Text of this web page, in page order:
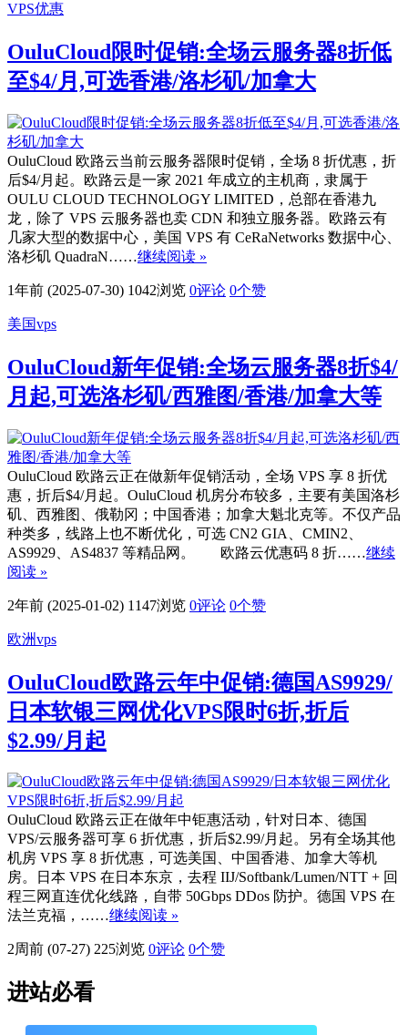
VPS优惠
OuluCloud限时促销:全场云服务器8折低
至$4/月,可选香港/洛杉矶/加拿大
OuluCloud 欧路云当前云服务器限时促销，全场 8 折优惠，折
后$4/月起。欧路云是一家 2021 年成立的主机商，隶属于
OULU CLOUD TECHNOLOGY LIMITED，总部在香港九
龙，除了 VPS 云服务器也卖 CDN 和独立服务器。欧路云有
几家大型的数据中心，美国 VPS 有 CeRaNetworks 数据中心、
洛杉矶 QuadraN……继续阅读 »
1年前 (2025-07-30) 1042浏览 0评论 0个赞
美国vps
OuluCloud新年促销:全场云服务器8折$4/
月起,可选洛杉矶/西雅图/香港/加拿大等
OuluCloud 欧路云正在做新年促销活动，全场 VPS 享 8 折优
惠，折后$4/月起。OuluCloud 机房分布较多，主要有美国洛杉
矶、西雅图、俄勒冈；中国香港；加拿大魁北克等。不仅产品
种类多，线路上也不断优化，可选 CN2 GIA、CMIN2、
AS9929、AS4837 等精品网。 欧路云优惠码 8 折……继续
阅读 »
2年前 (2025-01-02) 1147浏览 0评论 0个赞
欧洲vps
OuluCloud欧路云年中促销:德国AS9929/
日本软银三网优化VPS限时6折,折后
$2.99/月起
OuluCloud 欧路云正在做年中钜惠活动，针对日本、德国
VPS/云服务器可享 6 折优惠，折后$2.99/月起。另有全场其他
机房 VPS 享 8 折优惠，可选美国、中国香港、加拿大等机
房。日本 VPS 在日本东京，去程 IIJ/Softbank/Lumen/NTT + 回
程三网直连优化线路，自带 50Gbps DDos 防护。德国 VPS 在
法兰克福，……继续阅读 »
2周前 (07-27) 225浏览 0评论 0个赞
进站必看